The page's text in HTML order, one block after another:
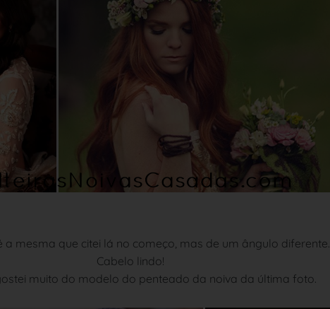
a mesma que citei lá no começo, mas de um ângulo diferente.
Cabelo lindo!
muito do modelo do penteado da noiva da última foto.